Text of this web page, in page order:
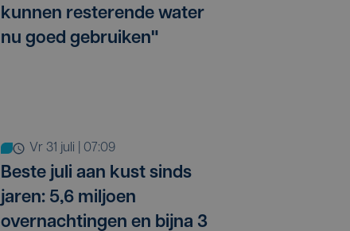
kunnen resterende water
nu goed gebruiken"
vr 31 juli | 07:09
Beste juli aan kust sinds
jaren: 5,6 miljoen
overnachtingen en bijna 3